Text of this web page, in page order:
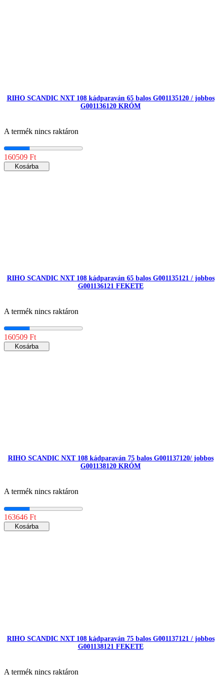
RIHO SCANDIC NXT 108 kádparaván 65 balos G001135120 / jobbos
G001136120 KRÓM
A termék nincs raktáron
160509 Ft
Kosárba
RIHO SCANDIC NXT 108 kádparaván 65 balos G001135121 / jobbos
G001136121 FEKETE
A termék nincs raktáron
160509 Ft
Kosárba
RIHO SCANDIC NXT 108 kádparaván 75 balos G001137120/ jobbos
G001138120 KRÓM
A termék nincs raktáron
163646 Ft
Kosárba
RIHO SCANDIC NXT 108 kádparaván 75 balos G001137121 / jobbos
G001138121 FEKETE
A termék nincs raktáron